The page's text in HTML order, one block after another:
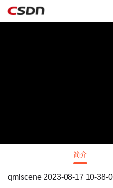
简介
qmlscene 2023-08-17 10-38-